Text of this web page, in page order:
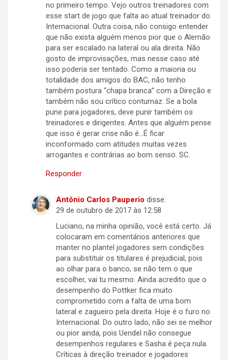
no primeiro tempo. Vejo outros treinadores com
esse start de jogo que falta ao atual treinador do
Internacional. Outra coisa, não consigo entender
que não exista alguém menos pior que o Alemão
para ser escalado na lateral ou ala direita. Não
gosto de improvisações, mas nesse caso até
isso poderia ser tentado. Como a maioria ou
totalidade dos amigos do BAC, não tenho
também postura “chapa branca” com a Direção e
também não sou crítico contumaz. Se a bola
pune para jogadores, deve punir também os
treinadores e dirigentes. Antes que alguém pense
que isso é gerar crise não é…É ficar
inconformado com atitudes muitas vezes
arrogantes e contrárias ao bom senso. SC.
Responder
Antônio Carlos Pauperio disse:
29 de outubro de 2017 às 12:58
Luciano, na minha opinião, você está certo. Já
colocaram em comentários anteriores que
manter no plantel jogadores sem condições
para substituir os titulares é prejudicial, pois
ao olhar para o banco, se não tem o que
escolher, vai tu mesmo. Ainda acredito que o
desempenho do Pottker fica muito
comprometido com a falta de uma bom
lateral e zagueiro pela direita. Hoje é o furo no
Internacional. Do outro lado, não sei se melhor
ou pior ainda, pois Uendel não consegue
desempenhos regulares e Sasha é peça nula.
Críticas à direção treinador e jogadores